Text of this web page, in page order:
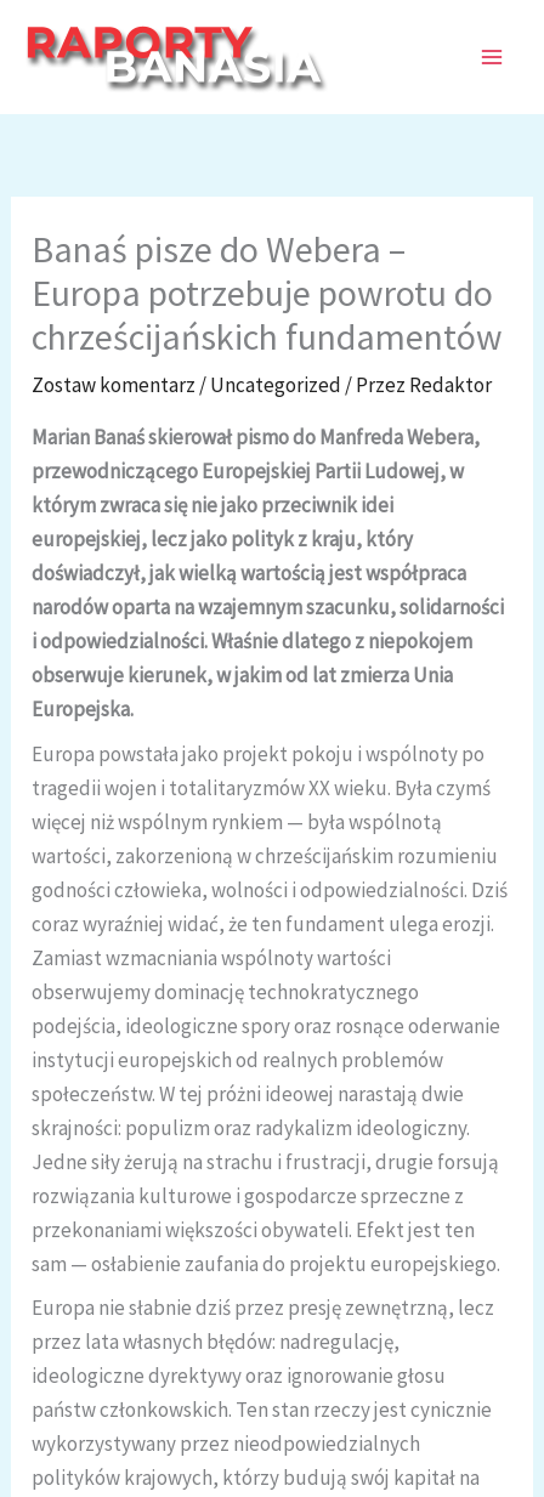
Banaś pisze do Webera –
Europa potrzebuje powrotu do
chrześcijańskich fundamentów
Zostaw komentarz/Uncategorized/ Przez Redaktor
Marian Banaś skierował pismo do Manfreda Webera,
przewodniczącego Europejskiej Partii Ludowej, w
którym zwraca się nie jako przeciwnik idei
europejskiej, lecz jako polityk z kraju, który
doświadczył, jak wielką wartością jest współpraca
narodów oparta na wzajemnym szacunku, solidarności
i odpowiedzialności. Właśnie dlatego z niepokojem
obserwuje kierunek, w jakim od lat zmierza Unia
Europejska.
Europa powstała jako projekt pokoju i wspólnoty po
tragedii wojen i totalitaryzmów XX wieku. Była czymś
więcej niż wspólnym rynkiem — była wspólnotą
wartości, zakorzenioną w chrześcijańskim rozumieniu
godności człowieka, wolności i odpowiedzialności. Dziś
coraz wyraźniej widać, że ten fundament ulega erozji.
Zamiast wzmacniania wspólnoty wartości
obserwujemy dominację technokratycznego
podejścia, ideologiczne spory oraz rosnące oderwanie
instytucji europejskich od realnych problemów
społeczeństw. W tej próżni ideowej narastają dwie
skrajności: populizm oraz radykalizm ideologiczny.
Jedne siły żerują na strachu i frustracji, drugie forsują
rozwiązania kulturowe i gospodarcze sprzeczne z
przekonaniami większości obywateli. Efekt jest ten
sam — osłabienie zaufania do projektu europejskiego.
Europa nie słabnie dziś przez presję zewnętrzną, lecz
przez lata własnych błędów: nadregulację,
ideologiczne dyrektywy oraz ignorowanie głosu
państw członkowskich. Ten stan rzeczy jest cynicznie
wykorzystywany przez nieodpowiedzialnych
polityków krajowych, którzy budują swój kapitał na